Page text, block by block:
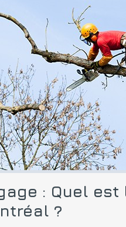
: Quel
?